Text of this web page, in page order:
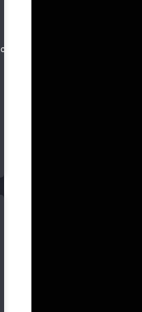
2026/03/31/exclusif-